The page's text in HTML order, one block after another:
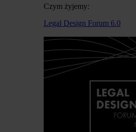
Czym żyjemy:
Legal Design Forum 6.0